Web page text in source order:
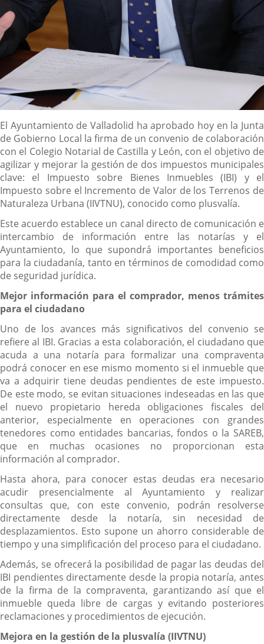
Descripción
El Ayuntamiento de Valladolid ha aprobado hoy en la Junta
de Gobierno Local la firma de un convenio de colaboración
con el Colegio Notarial de Castilla y León, con el objetivo de
agilizar y mejorar la gestión de dos impuestos municipales
clave: el Impuesto sobre Bienes Inmuebles (IBI) y el
Impuesto sobre el Incremento de Valor de los Terrenos de
Naturaleza Urbana (IIVTNU), conocido como plusvalía.
Este acuerdo establece un canal directo de comunicación e
intercambio de información entre las notarías y el
Ayuntamiento, lo que supondrá importantes beneficios
para la ciudadanía, tanto en términos de comodidad como
de seguridad jurídica.
Mejor información para el comprador, menos trámites
para el ciudadano
Uno de los avances más significativos del convenio se
refiere al IBI. Gracias a esta colaboración, el ciudadano que
acuda a una notaría para formalizar una compraventa
podrá conocer en ese mismo momento si el inmueble que
va a adquirir tiene deudas pendientes de este impuesto.
De este modo, se evitan situaciones indeseadas en las que
el nuevo propietario hereda obligaciones fiscales del
anterior, especialmente en operaciones con grandes
tenedores como entidades bancarias, fondos o la SAREB,
que en muchas ocasiones no proporcionan esta
información al comprador.
Hasta ahora, para conocer estas deudas era necesario
acudir presencialmente al Ayuntamiento y realizar
consultas que, con este convenio, podrán resolverse
directamente desde la notaría, sin necesidad de
desplazamientos. Esto supone un ahorro considerable de
tiempo y una simplificación del proceso para el ciudadano.
Además, se ofrecerá la posibilidad de pagar las deudas del
IBI pendientes directamente desde la propia notaría, antes
de la firma de la compraventa, garantizando así que el
inmueble queda libre de cargas y evitando posteriores
reclamaciones y procedimientos de ejecución.
Mejora en la gestión de la plusvalía (IIVTNU)